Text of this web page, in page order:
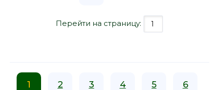
Перейти на страницу:
1 2 3 4 5 6